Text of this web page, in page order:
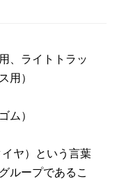
、ライトトラッ
用）
ム）
ヤ）という言葉
ループであるこ